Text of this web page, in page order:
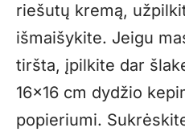
riešutų kremą,
išmaišykite. Jeigu
tiršta, įpilkite dar
16×16 cm dydžio
popieriumi.